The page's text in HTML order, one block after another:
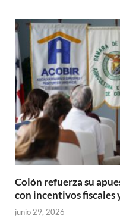
Colón refuerza su
con incentivos fiscales
junio 29, 2026